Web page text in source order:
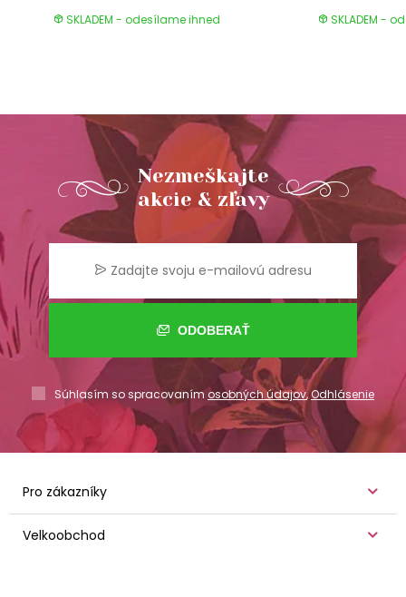
SKLADEM - odesílame ihned SKLADEM -
Nezmeškajte
akcie & zľavy
ODOBERAŤ
Súhlasím so spracovaním osobných údajov,Odhlásenie
Pro zákazníky
Velkoobchod